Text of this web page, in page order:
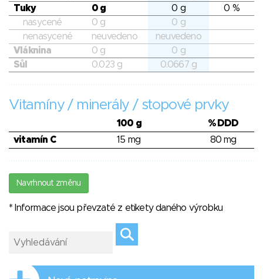
Tuky
0 g 0 g
0 %
nasycené
0 g
0 g
nenasycené
neuvedeno
neuvedeno
Vláknina
0 g
0 g
Sůl
0.023 g 0.0667 g
Vitamíny / minerály / stopové prvky
100 g
% DDD
vitamín C
15 mg 80 mg
Navrhnout změnu
* Informace jsou převzaté z etikety daného výrobku